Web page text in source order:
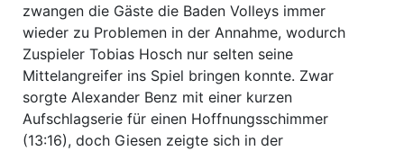
zwangen die Gäste die Baden Volleys immer
wieder zu Problemen in der Annahme, wodurch
Zuspieler Tobias Hosch nur selten seine
Mittelangreifer ins Spiel bringen konnte. Zwar
sorgte Alexander Benz mit einer kurzen
Aufschlagserie für einen Hoffnungsschimmer
(13:16), doch Giesen zeigte sich in der